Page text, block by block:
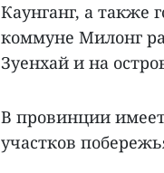
Каунганг, а также
коммуне Милонг
Зуенхай и на
В провинции
участков